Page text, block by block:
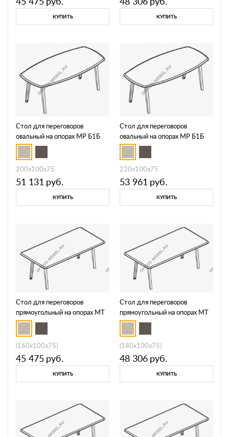
КУПИТЬ КУПИТЬ
Стол для переговоров
овальный на опорах МР Б1Б
147
200x100x75
51 131 руб.
КУПИТЬ
Стол для переговоров
овальный на опорах МР Б1Б
148
220x100x75
53 961 руб.
КУПИТЬ
Стол для переговоров
прямоугольный на опорах МТ
МР Б1Б 149
(160x100x75)
45 475 руб.
КУПИТЬ
Стол для переговоров
прямоугольный на опорах МТ
МР Б1Б 150
(180x100x75)
48 306 руб.
КУПИТЬ